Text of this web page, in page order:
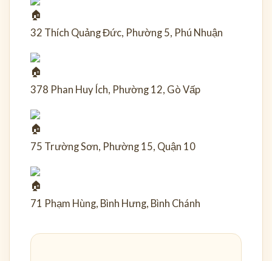
32 Thích Quảng Đức, Phường 5, Phú Nhuận
378 Phan Huy Ích, Phường 12, Gò Vấp
75 Trường Sơn, Phường 15, Quận 10
71 Phạm Hùng, Bình Hưng, Bình Chánh